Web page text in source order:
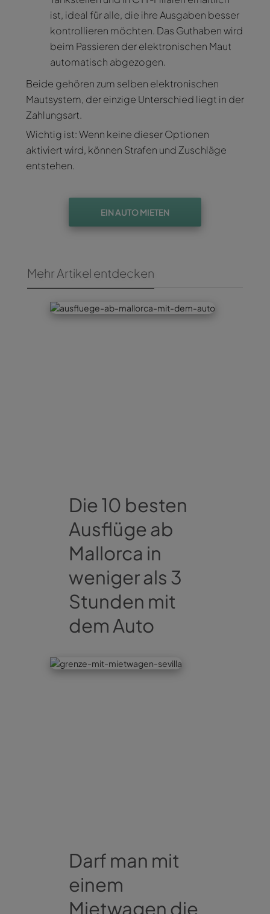
ist, ideal für alle, die ihre Ausgaben besser
kontrollieren möchten. Das Guthaben wird
beim Passieren der elektronischen Maut
automatisch abgezogen.
Beide gehören zum selben elektronischen
Mautsystem, der einzige Unterschied liegt in der
Zahlungsart.
Wichtig ist: Wenn keine dieser Optionen
aktiviert wird, können Strafen und Zuschläge
entstehen.
EIN AUTO MIETEN
Mehr Artikel entdecken
Die 10 besten
Ausflüge ab
Mallorca in
weniger als 3
Stunden mit
dem Auto
Darf man mit
einem
Mietwagen die